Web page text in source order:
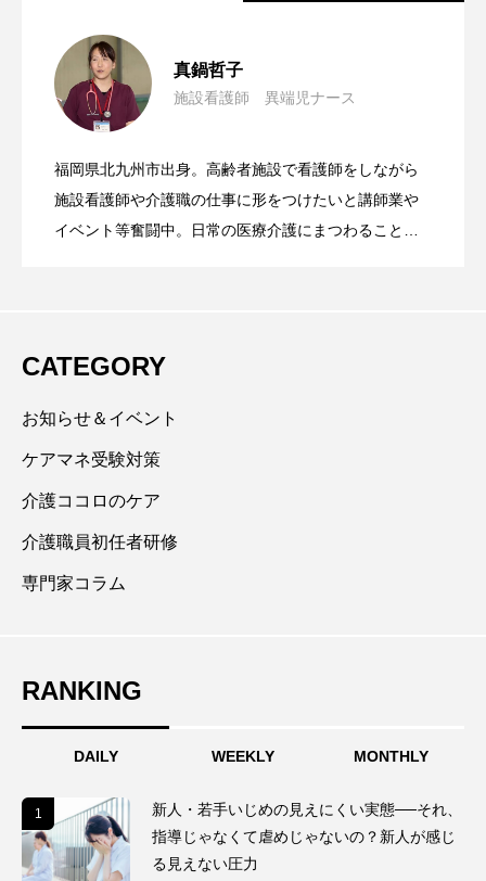
真鍋哲子
施設看護師 異端児ナース
福岡県北九州市出身。高齢者施設で看護師をしながら
施設看護師や介護職の仕事に形をつけたいと講師業や
イベント等奮闘中。日常の医療介護にまつわることを
います。全国高齢者施設看護師会講師。地域では障が
2024.05.17
2024.02.07
か？
2023.12.05 【生活の中の看護とは？総論】
CATEGORY
お知らせ＆イベント
ケアマネ受験対策
介護ココロのケア
介護職員初任者研修
専門家コラム
RANKING
DAILY WEEKLY MONTHLY
1
新人・若手いじめの見えにくい実態──それ、
指導じゃなくて虐めじゃないの？新人が感じ
る見えない圧力